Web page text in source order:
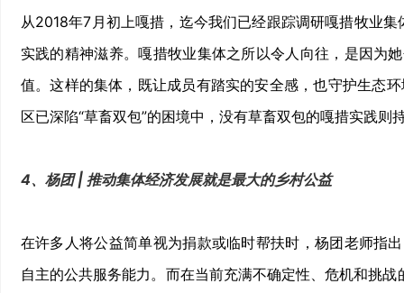
从2018年7月初上嘎措，迄今我们已经跟踪调研嘎措牧业
实践的精神滋养。嘎措牧业集体之所以令人向往，是因为
值。这样的集体，既让成员有踏实的安全感，也守护生态
区已深陷“草畜双包”的困境中，没有草畜双包的嘎措实践
4、杨团 | 推动集体经济发展就是最大的乡村公益
在许多人将公益简单视为捐款或临时帮扶时，杨团老师指
自主的公共服务能力。而在当前充满不确定性、危机和挑